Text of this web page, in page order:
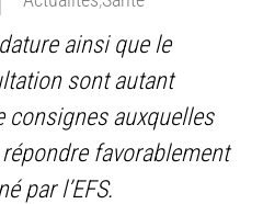
ainsi que le
sont autant
consignes auxquelles
favorablement
par l’EFS.